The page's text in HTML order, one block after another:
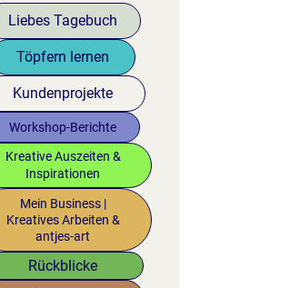
Liebes Tagebuch
Töpfern lernen
Kundenprojekte
Workshop-Berichte
Kreative Auszeiten &
Inspirationen
Mein Business |
Kreatives Arbeiten &
antjes-art
Rückblicke